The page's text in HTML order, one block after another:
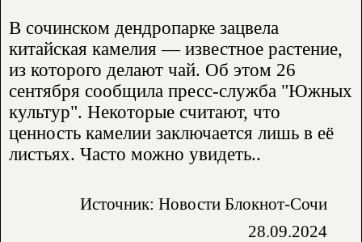
В сочинском дендропарке зацвела
китайская камелия — известное растение,
из которого делают чай. Об этом 26
сентября сообщила пресс-служба "Южных
культур". Некоторые считают, что
ценность камелии заключается лишь в её
листьях. Часто можно увидеть..
Источник: Новости Блокнот-Сочи
28.09.2024